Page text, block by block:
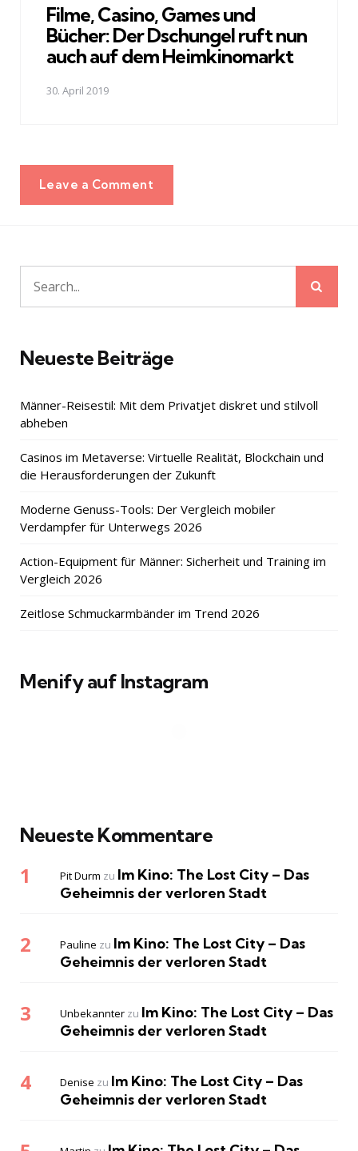
Filme, Casino, Games und
Bücher: Der Dschungel ruft nun
auch auf dem Heimkinomarkt
30. April 2019
Leave a Comment
Search
for:
Neueste Beiträge
Männer-Reisestil: Mit dem Privatjet diskret und stilvoll
abheben
Casinos im Metaverse: Virtuelle Realität, Blockchain und
die Herausforderungen der Zukunft
Moderne Genuss-Tools: Der Vergleich mobiler
Verdampfer für Unterwegs 2026
Action-Equipment für Männer: Sicherheit und Training im
Vergleich 2026
Zeitlose Schmuckarmbänder im Trend 2026
Menify auf Instagram
Neueste Kommentare
Pit Durm zu Im Kino: The Lost City – Das
Geheimnis der verloren Stadt
Pauline zu Im Kino: The Lost City – Das
Geheimnis der verloren Stadt
Unbekannter zu Im Kino: The Lost City – Das
Geheimnis der verloren Stadt
Denise zu Im Kino: The Lost City – Das
Geheimnis der verloren Stadt